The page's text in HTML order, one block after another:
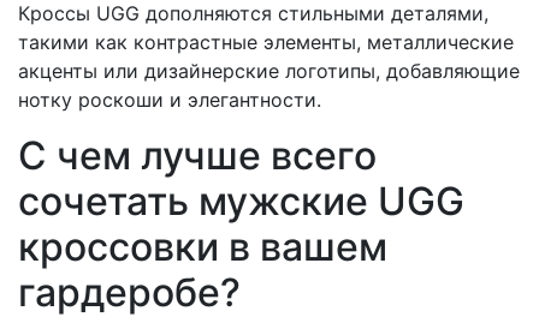
Кроссы UGG дополняются стильными деталями,
такими как контрастные элементы, металлические
акценты или дизайнерские логотипы, добавляющие
нотку роскоши и элегантности.
С чем лучше всего
сочетать мужские UGG
кроссовки в вашем
гардеробе?